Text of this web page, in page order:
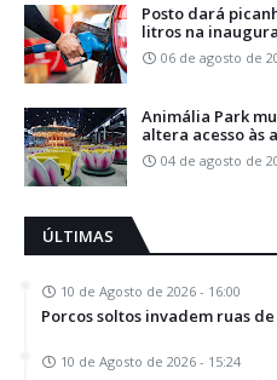
Posto dará
litros na
06 de agosto de
Animália Park
altera acesso às
04 de agosto de
ÚLTIMAS
10 de Agosto de 2026 - 16:00
Porcos soltos invadem ruas
10 de Agosto de 2026 - 15:24